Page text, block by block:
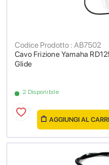
Cavo Frizione Yamaha
Glide
Codice Prodotto : AB7502
2 Disponibile
AGGIUNGI AL